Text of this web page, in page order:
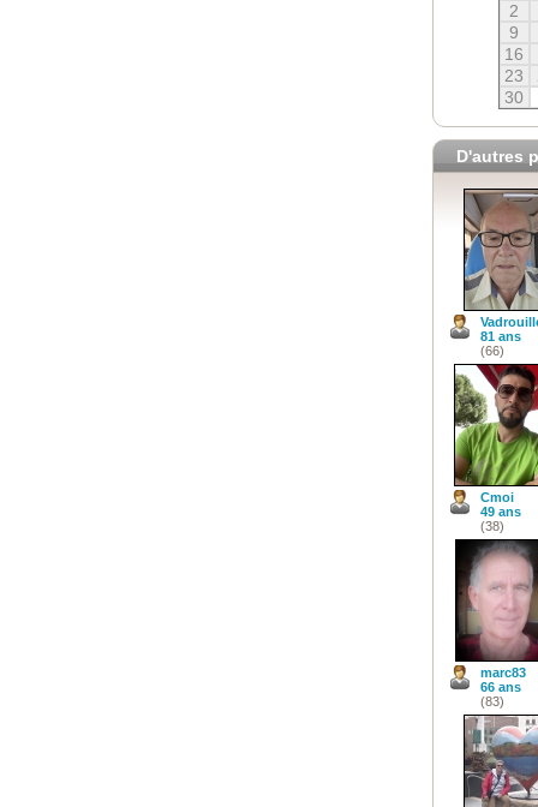
2
9
16
23
30
D'autres
81 ans
(66)
Cmoi
49 ans
(38)
marc83
66 ans
(83)